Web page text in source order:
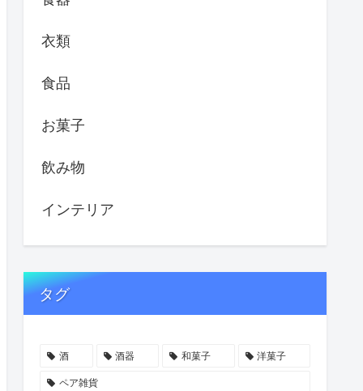
衣類
食品
お菓子
飲み物
インテリア
タグ
酒 酒器 和菓子 洋菓子
ペア雑貨